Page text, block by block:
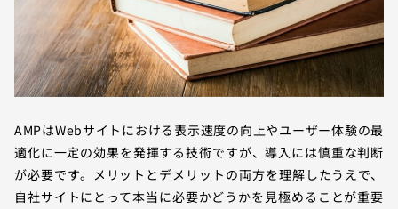
AMPはWebサイトにおける表示速度の向上やユーザー体験の最
適化に一定の効果を発揮する技術ですが、導入には慎重な判断
が必要です。メリットとデメリットの両方を理解したうえで、
自社サイトにとって本当に必要かどうかを見極めることが重要